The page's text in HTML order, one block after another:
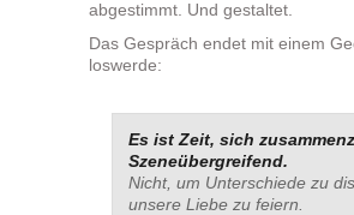
abgestimmt. Und gestaltet.
Das Gespräch endet mit einem
loswerde:
Es ist Zeit, sich
Szeneübergreifend.
Nicht, um Unterschiede zu
unsere Liebe zu feiern.